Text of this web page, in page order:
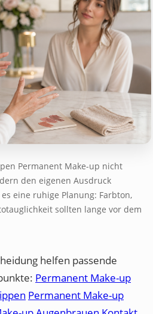
Permanent Make-up nicht
den eigenen Ausdruck
eine ruhige Planung: Farbton,
sollten lange vor dem
helfen passende
Permanent Make-up
Permanent Make-up